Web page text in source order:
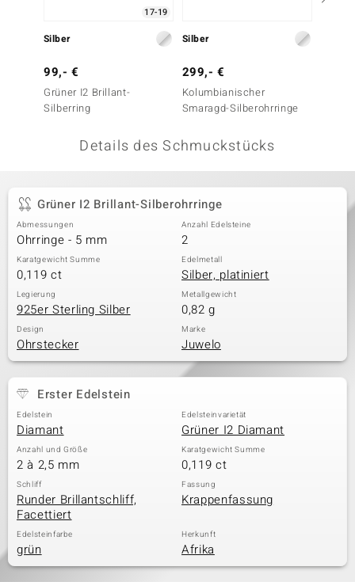
BY DE MELO
Classics
17-19
Silber
99,- €
Grüner I2 Brillant-
Silberring
Silber
299,- €
Kolumbianischer
Smaragd-Silberohrringe
Details des Schmuckstücks
Grüner I2 Brillant-Silberohrringe
Abmessungen
Ohrringe - 5 mm
Anzahl Edelsteine
2
Karatgewicht Summe
0,119 ct
Edelmetall
Silber, platiniert
Legierung
925er Sterling Silber
Metallgewicht
0,82 g
Design
Ohrstecker
Marke
Juwelo
Erster Edelstein
Edelstein
Diamant
Edelsteinvarietät
Grüner I2 Diamant
Anzahl und Größe
2 à 2,5 mm
Karatgewicht Summe
0,119 ct
Schliff
Runder Brillantschliff,
Facettiert
Fassung
Krappenfassung
Edelsteinfarbe
grün
Herkunft
Afrika